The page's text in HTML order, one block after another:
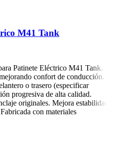
M41 Tank
Patinete Eléctrico M41 Tank.
confort de conducción.
o trasero (especificar
progresiva de alta calidad.
originales. Mejora estabilidad
con materiales